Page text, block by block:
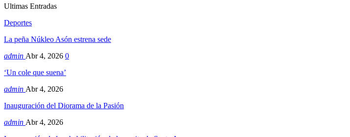
Ultimas Entradas
Deportes
La peña Núkleo Asón estrena sede
admin Abr 4, 2026 0
‘Un cole que suena’
admin Abr 4, 2026
Inauguración del Diorama de la Pasión
admin Abr 4, 2026